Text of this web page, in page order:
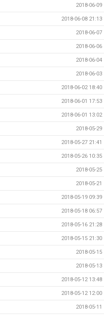
2018-06-09
2018-06-08 21:13
2018-06-07
2018-06-06
2018-06-04
2018-06-03
2018-06-02 18:40
2018-06-01 17:53
2018-06-01 13:02
2018-05-29
2018-05-27 21:41
2018-05-26 10:35
2018-05-25
2018-05-21
2018-05-19 09:39
2018-05-18 06:57
2018-05-16 21:28
2018-05-15 21:30
2018-05-15
2018-05-13
2018-05-12 13:48
2018-05-12 12:00
2018-05-11